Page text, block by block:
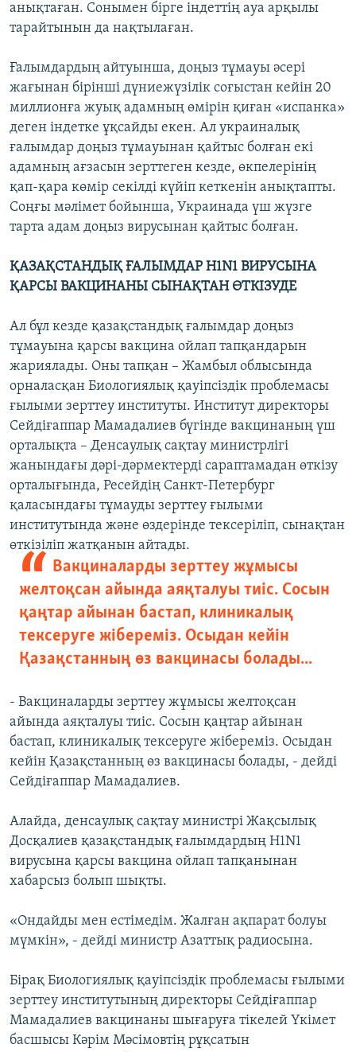
анықтаған. Сонымен бірге індеттің ауа арқылы
тарайтынын да нақтылаған.
Ғалымдардың айтуынша, доңыз тұмауы әсері
жағынан бірінші дүниежүзілік соғыстан кейін 20
миллионға жуық адамның өмірін қиған «испанка»
деген індетке ұқсайды екен. Ал украиналық
ғалымдар доңыз тұмауынан қайтыс болған екі
адамның ағзасын зерттеген кезде, өкпелерінің
қап-қара көмір секілді күйіп кеткенін анықтапты.
Соңғы мәлімет бойынша, Украинада үш жүзге
тарта адам доңыз вирусынан қайтыс болған.
ҚАЗАҚСТАНДЫҚ ҒАЛЫМДАР Н1N1 ВИРУСЫНА
ҚАРСЫ ВАКЦИНАНЫ СЫНАҚТАН ӨТКІЗУДЕ
Ал бұл кезде қазақстандық ғалымдар доңыз
тұмауына қарсы вакцина ойлап тапқандарын
жариялады. Оны тапқан – Жамбыл облысында
орналасқан Биологиялық қауіпсіздік проблемасы
ғылыми зерттеу институты. Институт директоры
Сейдіғаппар Мамадалиев бүгінде вакцинаның үш
орталықта – Денсаулық сақтау министрлігі
жанындағы дәрі-дәрмектерді сараптамадан өткізу
орталығында, Ресейдің Санкт-Петербург
қаласындағы тұмауды зерттеу ғылыми
институтында және өздерінде тексеріліп, сынақтан
өткізіліп жатқанын айтады.
Вакциналарды зерттеу жұмысы
желтоқсан айында аяқталуы тиіс. Сосын
қаңтар айынан бастап, клиникалық
тексеруге жібереміз. Осыдан кейін
Қазақстанның өз вакцинасы болады...
- Вакциналарды зерттеу жұмысы желтоқсан
айында аяқталуы тиіс. Сосын қаңтар айынан
бастап, клиникалық тексеруге жібереміз. Осыдан
кейін Қазақстанның өз вакцинасы болады, - дейді
Сейдіғаппар Мамадалиев.
Алайда, денсаулық сақтау министрі Жақсылық
Досқалиев қазақстандық ғалымдардың H1N1
вирусына қарсы вакцина ойлап тапқанынан
хабарсыз болып шықты.
«Ондайды мен естімедім. Жалған ақпарат болуы
мүмкін», - дейді министр Азаттық радиосына.
Бірақ Биологиялық қауіпсіздік проблемасы ғылыми
зерттеу институтының директоры Сейдіғаппар
Мамадалиев вакцинаны шығаруға тікелей Үкімет
басшысы Кәрім Мәсімовтің рұқсатын